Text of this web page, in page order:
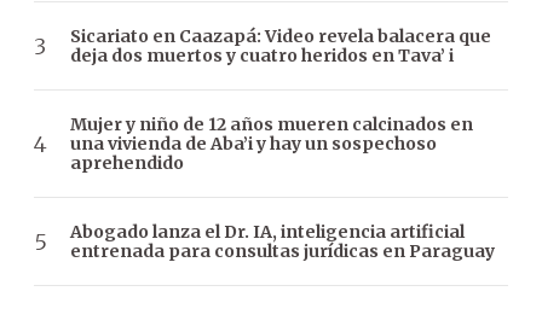
Sicariato en Caazapá: Video revela balacera que
deja dos muertos y cuatro heridos en Tava’ i
Mujer y niño de 12 años mueren calcinados en
una vivienda de Aba’i y hay un sospechoso
aprehendido
Abogado lanza el Dr. IA, inteligencia artificial
entrenada para consultas jurídicas en Paraguay